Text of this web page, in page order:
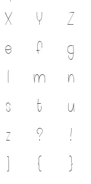
X Y Z
e f g
l m n
s t u
z ? !
] { }